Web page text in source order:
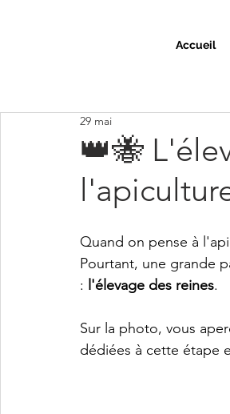
Accueil
👑🐝
29 mai
Quand on pense à
Pourtant, une grande
: l'élevage des reines.
Sur la photo, vous
dédiées à cette étape